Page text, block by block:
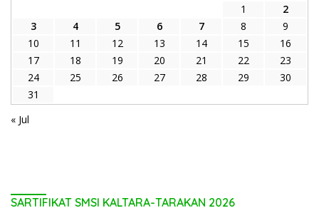
1
2
3
4 5 6 7 8
9
10
11 12 13 14 15
16
17
18 19 20 21 22
23
24
25 26 27 28 29
30
31
« Jul
SARTIFIKAT SMSI KALTARA-TARAKAN 2026